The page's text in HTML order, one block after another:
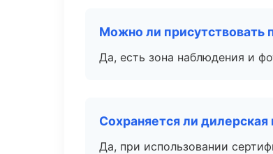
Можно ли присутствовать
Да, есть зона наблюдения и
Сохраняется ли дилерская
Да, при использовании